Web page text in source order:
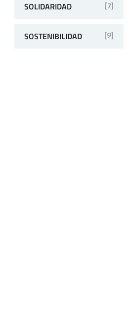
SOLIDARIDAD [7]
SOSTENIBILIDAD [9]